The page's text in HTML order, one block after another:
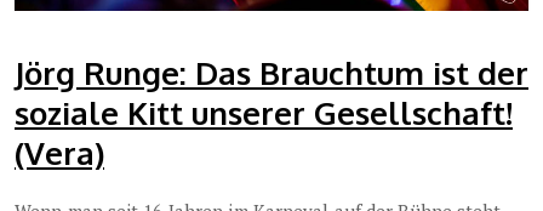
Jörg Runge: Das Brauchtum ist der
soziale Kitt unserer Gesellschaft!
(Vera)